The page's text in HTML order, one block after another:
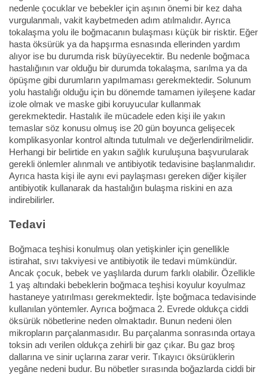
nedenle çocuklar ve bebekler için aşının önemi bir kez daha
vurgulanmalı, vakit kaybetmeden adım atılmalıdır. Ayrıca
tokalaşma yolu ile boğmacanın bulaşması küçük bir risktir. Eğer
hasta öksürük ya da hapşırma esnasında ellerinden yardım
alıyor ise bu durumda risk büyüyecektir. Bu nedenle boğmaca
hastalığının var olduğu bir durumda tokalaşma, sarılma ya da
öpüşme gibi durumların yapılmaması gerekmektedir. Solunum
yolu hastalığı olduğu için bu dönemde tamamen iyileşene kadar
izole olmak ve maske gibi koruyucular kullanmak
gerekmektedir. Hastalık ile mücadele eden kişi ile yakın
temaslar söz konusu olmuş ise 20 gün boyunca gelişecek
komplikasyonlar kontrol altında tutulmalı ve değerlendirilmelidir.
Herhangi bir belirtide en yakın sağlık kuruluşuna başvurularak
gerekli önlemler alınmalı ve antibiyotik tedavisine başlanmalıdır.
Ayrıca hasta kişi ile aynı evi paylaşması gereken diğer kişiler
antibiyotik kullanarak da hastalığın bulaşma riskini en aza
indirebilirler.
Tedavi
Boğmaca teşhisi konulmuş olan yetişkinler için genellikle
istirahat, sıvı takviyesi ve antibiyotik ile tedavi mümkündür.
Ancak çocuk, bebek ve yaşlılarda durum farklı olabilir. Özellikle
1 yaş altındaki bebeklerin boğmaca teşhisi koyulur koyulmaz
hastaneye yatırılması gerekmektedir. İşte boğmaca tedavisinde
kullanılan yöntemler. Ayrıca boğmaca 2. Evrede oldukça ciddi
öksürük nöbetlerine neden olmaktadır. Bunun nedeni ölen
mikropların parçalanmasıdır. Bu parçalanma sonrasında ortaya
toksin adı verilen oldukça zehirli bir gaz çıkar. Bu gaz broş
dallarına ve sinir uçlarına zarar verir. Tıkayıcı öksürüklerin
yegâne nedeni budur. Bu nöbetler sırasında boğazlarda ciddi bir